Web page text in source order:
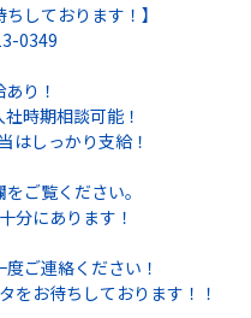
しております！】
0349
り！
時期相談可能！
はしっかり支給！
ご覧ください。
分にあります！
ご連絡ください！
をお待ちしております！！